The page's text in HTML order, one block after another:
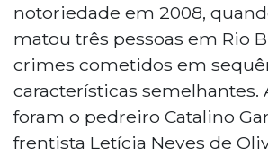
notoriedade em 2008,
matou três pessoas em Rio
crimes cometidos em
características semelhantes.
foram o pedreiro Catalino
frentista Letícia Neves de